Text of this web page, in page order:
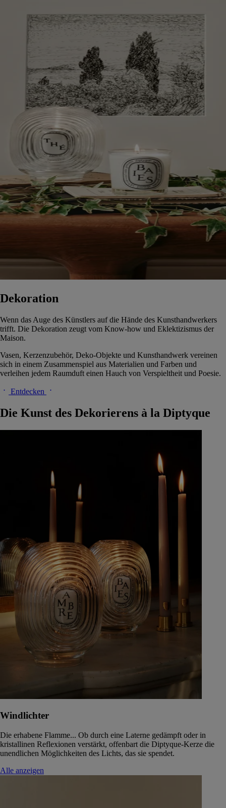
Dekoration
Wenn das Auge des Künstlers auf die Hände des Kunsthandwerkers
trifft. Die Dekoration zeugt vom Know-how und Eklektizismus der
Maison.
Vasen, Kerzenzubehör, Deko-Objekte und Kunsthandwerk vereinen
sich in einem Zusammenspiel aus Materialien und Farben und
verleihen jedem Raumduft einen Hauch von Verspieltheit und Poesie.
Entdecken
Die Kunst des Dekorierens à la Diptyque
Windlichter
Die erhabene Flamme... Ob durch eine Laterne gedämpft oder in
kristallinen Reflexionen verstärkt, offenbart die Diptyque-Kerze die
unendlichen Möglichkeiten des Lichts, das sie spendet.
Alle anzeigen